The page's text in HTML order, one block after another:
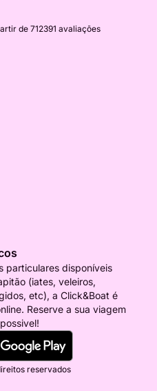
de 712391 avaliações
particulares disponíveis
(iates, veleiros,
etc), a Click&Boat é
Reserve a sua viagem
reservados